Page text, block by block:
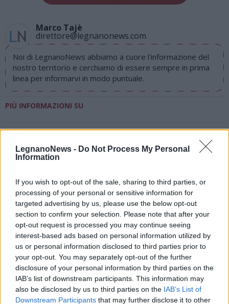
LegnanoNews - Do Not Process My Personal
Information
If you wish to opt-out of the sale, sharing to third parties, or
processing of your personal or sensitive information for
targeted advertising by us, please use the below opt-out
section to confirm your selection. Please note that after your
opt-out request is processed you may continue seeing
interest-based ads based on personal information utilized by
us or personal information disclosed to third parties prior to
your opt-out. You may separately opt-out of the further
disclosure of your personal information by third parties on the
IAB’s list of downstream participants. This information may
also be disclosed by us to third parties on the IAB’s List of
Downstream Participants that may further disclose it to other
Marco Tajè
direttore@legnanonews.com
Noi di LegnanoNews abbiamo a cuore l'informazione del
nostro territorio e cerchiamo di essere sempre in prima
linea per informarvi in modo puntuale.
PIÙ INFORMAZIONI SU
LEGNANO
Selezioniamo per te
Il meglio di